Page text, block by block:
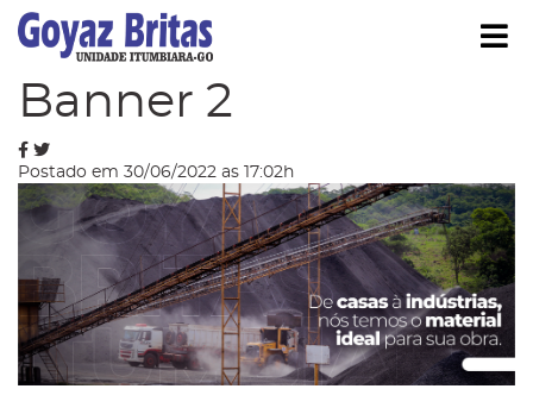
Ocultar Submenu
Blog
Banner 2
Postado em 30/06/2022 as 17:02h